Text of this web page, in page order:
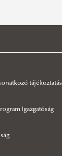
tájékoztatás
Igazgatóság